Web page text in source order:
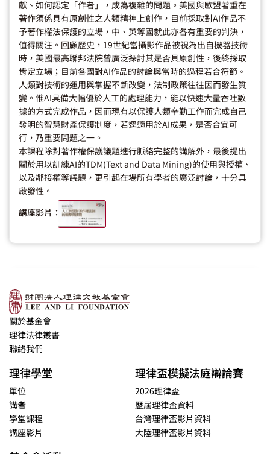
獻、如何認定「作者」，成為複雜的問題。美國與歐盟著重在
著作須係具有原創性之人類精神上創作，目前採取對AI作品不
予著作權法保護的立場，中、英等國就此亦各有重要的判決，
值得關注。回顧歷史，19世紀當攝影作品被視為出自機器技術
時，美國最高聯邦法院曾廣泛探討其是否具原創性，後終採取
肯定立場；目前各國對AI作品的討論與當時的過程若合符節。
人類對技術的運用與掌握不斷改變，法制政策往往因而發生質
變。惟AI具備大幅優於人工的處理能力，能以快速大量吞吐數
據的方式完成作品，因而現有以保護人類辛勤工作而完成自己
發明的智慧財產保護制度，若逕適用於AI成果，是否合宜可
行，乃重要問題之一。
本課程除對著作權保護議題進行脈絡完整的講解外，最後提出
關於用以訓練AI的TDM(Text and Data Mining)的使用與授權、
以及鄰接權等議題，更引起在場所有學者的廣泛討論，十分具
啟發性。
講座影片：
關於基金會
理律法律叢書
聯絡我們
理律學堂
單位
講者
學堂課程
講座影片
理律盃模擬法庭辯論賽
2026理律盃
歷屆理律盃資料
台灣理律盃影片資料
大陸理律盃影片資料